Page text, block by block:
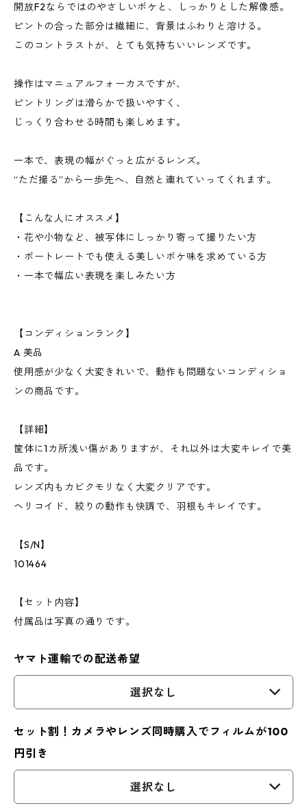
開放F2ならではのやさしいボケと、しっかりとした解像感。
ピントの合った部分は繊細に、背景はふわりと溶ける。
このコントラストが、とても気持ちいいレンズです。
操作はマニュアルフォーカスですが、
ピントリングは滑らかで扱いやすく、
じっくり合わせる時間も楽しめます。
一本で、表現の幅がぐっと広がるレンズ。
“ただ撮る”から一歩先へ、自然と連れていってくれます。
【こんな人にオススメ】
・花や小物など、被写体にしっかり寄って撮りたい方
・ポートレートでも使える美しいボケ味を求めている方
・一本で幅広い表現を楽しみたい方
【コンディションランク】
A 美品
使用感が少なく大変きれいで、動作も問題ないコンディショ
ンの商品です。
【詳細】
筐体に1カ所浅い傷がありますが、それ以外は大変キレイで美
品です。
レンズ内もカビクモリなく大変クリアです。
ヘリコイド、絞りの動作も快調で、羽根もキレイです。
【S/N】
101464
【セット内容】
付属品は写真の通りです。
ヤマト運輸での配送希望
選択なし
セット割！カメラやレンズ同時購入でフィルムが100
円引き
選択なし